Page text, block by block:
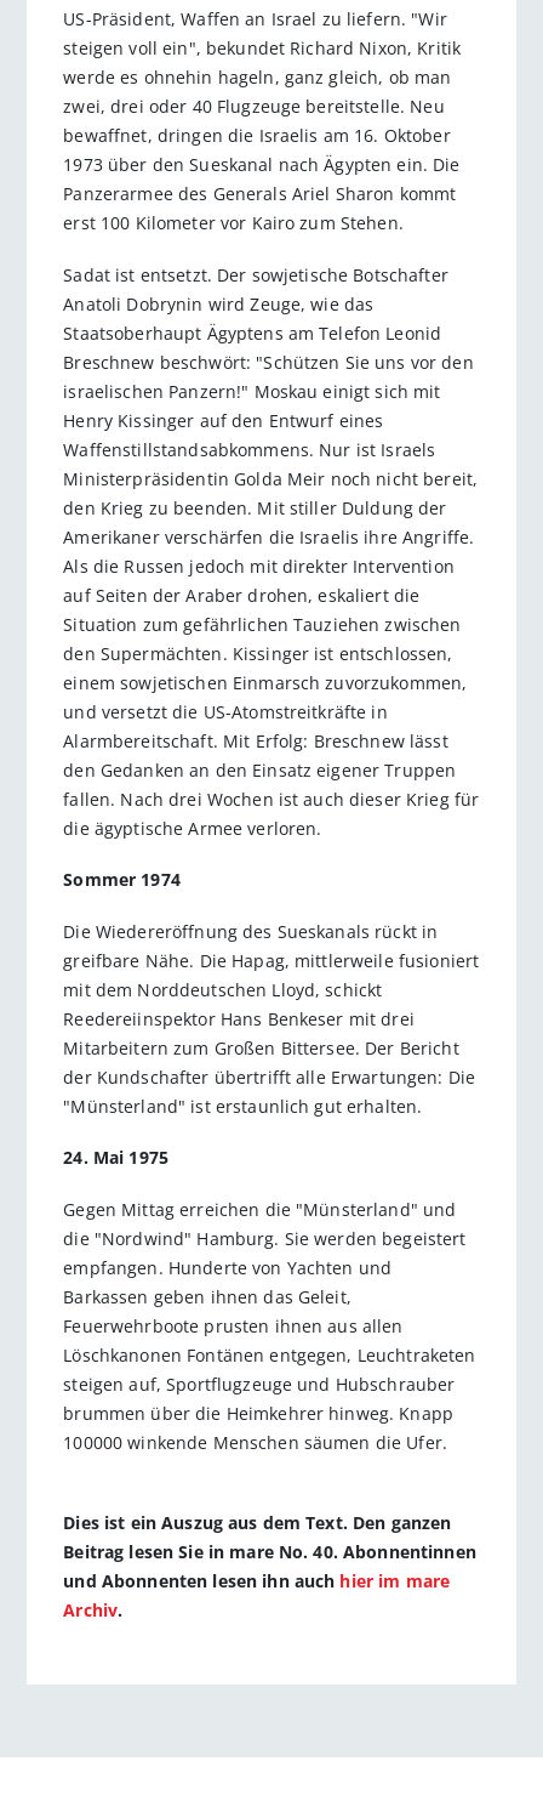
US-Präsident, Waffen an Israel zu liefern. "Wir
steigen voll ein", bekundet Richard Nixon, Kritik
werde es ohnehin hageln, ganz gleich, ob man
zwei, drei oder 40 Flugzeuge bereitstelle. Neu
bewaffnet, dringen die Israelis am 16. Oktober
1973 über den Sueskanal nach Ägypten ein. Die
Panzerarmee des Generals Ariel Sharon kommt
erst 100 Kilometer vor Kairo zum Stehen.
Sadat ist entsetzt. Der sowjetische Botschafter
Anatoli Dobrynin wird Zeuge, wie das
Staatsoberhaupt Ägyptens am Telefon Leonid
Breschnew beschwört: "Schützen Sie uns vor den
israelischen Panzern!" Moskau einigt sich mit
Henry Kissinger auf den Entwurf eines
Waffenstillstandsabkommens. Nur ist Israels
Ministerpräsidentin Golda Meir noch nicht bereit,
den Krieg zu beenden. Mit stiller Duldung der
Amerikaner verschärfen die Israelis ihre Angriffe.
Als die Russen jedoch mit direkter Intervention
auf Seiten der Araber drohen, eskaliert die
Situation zum gefährlichen Tauziehen zwischen
den Supermächten. Kissinger ist entschlossen,
einem sowjetischen Einmarsch zuvorzukommen,
und versetzt die US-Atomstreitkräfte in
Alarmbereitschaft. Mit Erfolg: Breschnew lässt
den Gedanken an den Einsatz eigener Truppen
fallen. Nach drei Wochen ist auch dieser Krieg für
die ägyptische Armee verloren.
Sommer 1974
Die Wiedereröffnung des Sueskanals rückt in
greifbare Nähe. Die Hapag, mittlerweile fusioniert
mit dem Norddeutschen Lloyd, schickt
Reedereiinspektor Hans Benkeser mit drei
Mitarbeitern zum Großen Bittersee. Der Bericht
der Kundschafter übertrifft alle Erwartungen: Die
"Münsterland" ist erstaunlich gut erhalten.
24. Mai 1975
Gegen Mittag erreichen die "Münsterland" und
die "Nordwind" Hamburg. Sie werden begeistert
empfangen. Hunderte von Yachten und
Barkassen geben ihnen das Geleit,
Feuerwehrboote prusten ihnen aus allen
Löschkanonen Fontänen entgegen, Leuchtraketen
steigen auf, Sportflugzeuge und Hubschrauber
brummen über die Heimkehrer hinweg. Knapp
100000 winkende Menschen säumen die Ufer.
Dies ist ein Auszug aus dem Text. Den ganzen
Beitrag lesen Sie in mare No. 40. Abonnentinnen
und Abonnenten lesen ihn auch hier im mare
Archiv.